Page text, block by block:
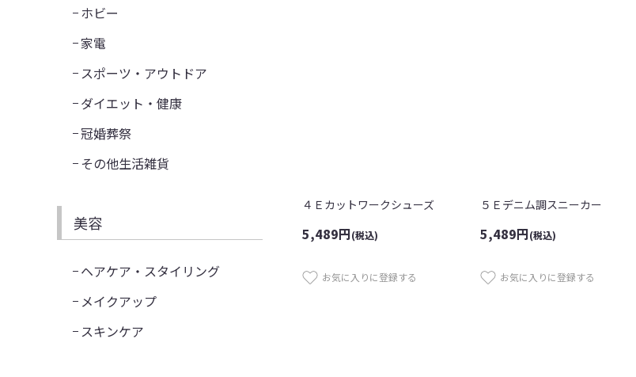
４Ｅカットワークシューズ
5,489円(税込)
お気に入りに登録する
５Ｅデニム調スニーカー
5,489円(税込)
お気に入りに登録する
ホビー
家電
スポーツ・アウトドア
ダイエット・健康
冠婚葬祭
その他生活雑貨
美容
ヘアケア・スタイリング
メイクアップ
スキンケア